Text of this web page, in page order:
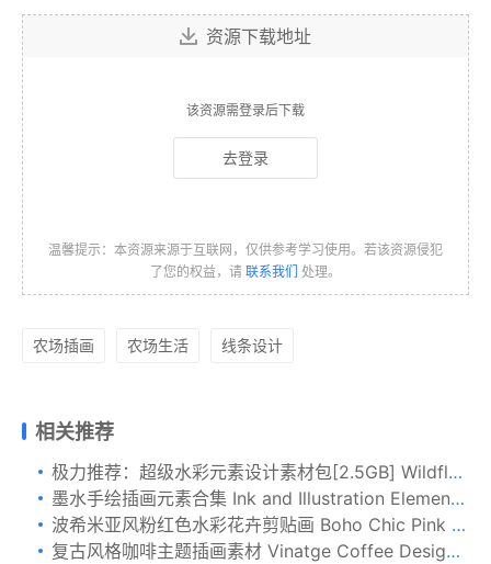
资源下载地址
该资源需登录后下载
去登录
温馨提示：本资源来源于互联网，仅供参考学习使用。若该资源侵犯
了您的权益，请 联系我们 处理。
农场插画 农场生活 线条设计
相关推荐
极力推荐：超级水彩元素设计素材包[2.5GB] Wildflowers pack 75 PNG
墨水手绘插画元素合集 Ink and Illustration Elements Bundle
波希米亚风粉红色水彩花卉剪贴画 Boho Chic Pink Watercolor Flowers
复古风格咖啡主题插画素材 Vinatge Coffee Design Set